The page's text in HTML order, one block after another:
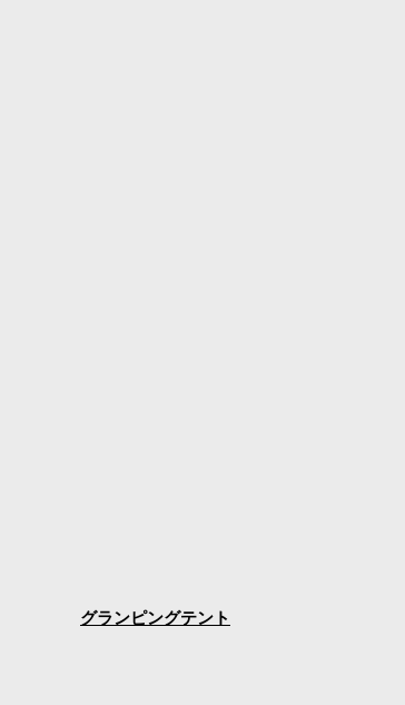
グランピングテント